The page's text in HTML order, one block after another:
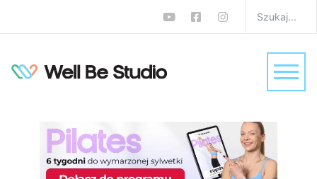
Prezentownik dla niego
2025: prezenty dla ciała i
umysłu w duchu
wellbeing